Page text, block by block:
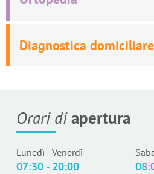
Diagnostica domiciliare
Orari diapertura
Lunedì - Venerdì
07:30 - 20:00